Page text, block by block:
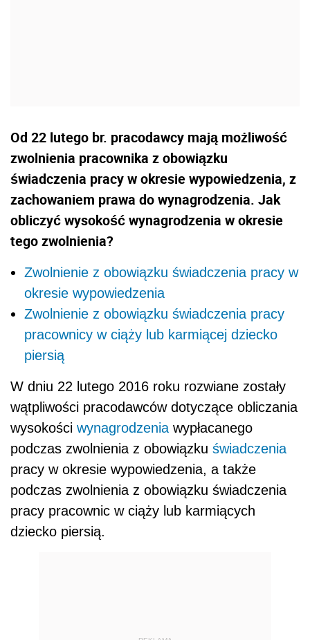
Od 22 lutego br. pracodawcy mają możliwość
zwolnienia pracownika z obowiązku
świadczenia pracy w okresie wypowiedzenia, z
zachowaniem prawa do wynagrodzenia. Jak
obliczyć wysokość wynagrodzenia w okresie
tego zwolnienia?
Zwolnienie z obowiązku świadczenia pracy w
okresie wypowiedzenia
Zwolnienie z obowiązku świadczenia pracy
pracownicy w ciąży lub karmiącej dziecko
piersią
W dniu 22 lutego 2016 roku rozwiane zostały
wątpliwości pracodawców dotyczące obliczania
wysokości wynagrodzeniawypłacanego
podczas zwolnienia z obowiązku świadczenia
pracy w okresie wypowiedzenia, a także
podczas zwolnienia z obowiązku świadczenia
pracy pracownic w ciąży lub karmiących
dziecko piersią.